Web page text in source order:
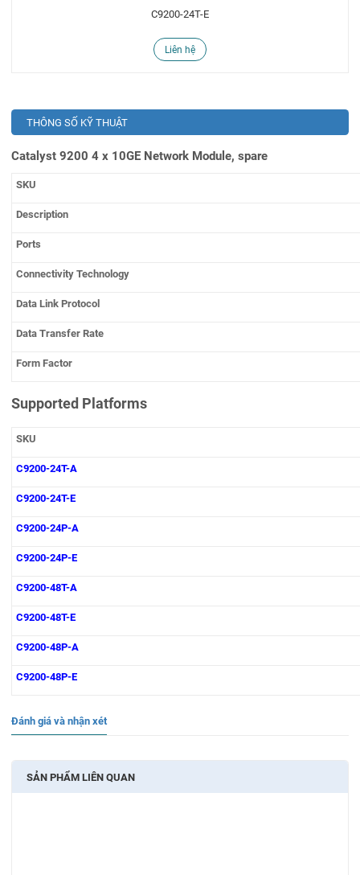
C9200-24T-E
Liên hệ
THÔNG SỐ KỸ THUẬT
Catalyst 9200 4 x 10GE Network Module, spare
SKU
Description
Ports
Connectivity Technology
Data Link Protocol
Data Transfer Rate
Form Factor
Supported Platforms
SKU
C9200-24T-A
C9200-24T-E
C9200-24P-A
C9200-24P-E
C9200-48T-A
C9200-48T-E
C9200-48P-A
C9200-48P-E
Đánh giá và nhận xét
SẢN PHẨM LIÊN QUAN